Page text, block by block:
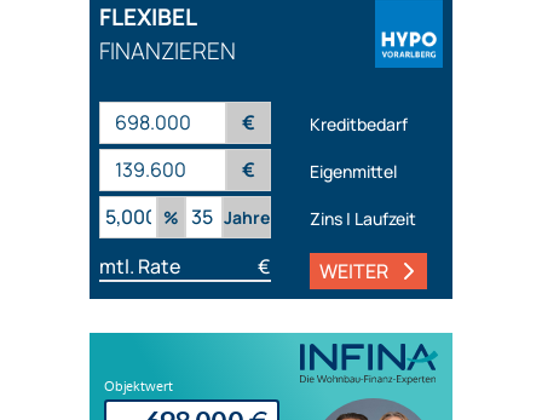
FLEXIBEL
FINANZIEREN
€ Kreditbedarf
€
Eigenmittel
%
Jahre Zins | Laufzeit
mtl. Rate € WEITER